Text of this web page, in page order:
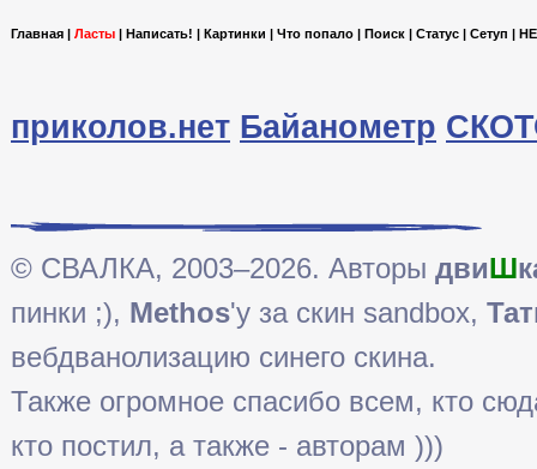
Главная | Ласты | Написать! | Картинки | Что попало | Поиск | Статус | Сетуп |
приколов.нет Байанометр
© СВАЛКА, 2003–2026. Авторы двиШ
пинки ;), Methos'у за скин sandbox,
вебдванолизацию синего скина.
Также огромное спасибо всем, кто
кто постил, а также - авторам )))